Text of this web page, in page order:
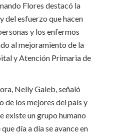
Flores destacó la
del esfuerzo que hacen
y los enfermos
al mejoramiento de la
y Atención Primaria de
Nelly Galeb, señaló
de los mejores del país y
existe un grupo humano
día a día se avance en